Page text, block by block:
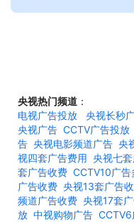
央视热门频道 ：
电视广告投放
央视长秒
央视广告 CCTV广告投放
告 央视电影频道广告 央
视四套广告费用 央视七
套广告收费 CCTV10广告
广告收费 央视13套广告
频道广告收费 央视17套
放 中视购物广告 CCTV6